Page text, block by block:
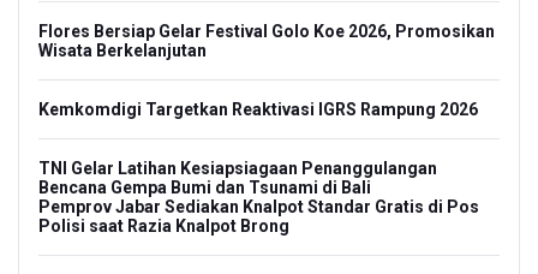
Flores Bersiap Gelar Festival Golo Koe 2026, Promosikan
Wisata Berkelanjutan
Kemkomdigi Targetkan Reaktivasi IGRS Rampung 2026
TNI Gelar Latihan Kesiapsiagaan Penanggulangan
Bencana Gempa Bumi dan Tsunami di Bali
Pemprov Jabar Sediakan Knalpot Standar Gratis di Pos
Polisi saat Razia Knalpot Brong